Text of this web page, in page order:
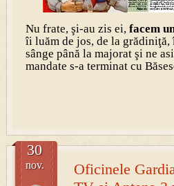
Nu frate, şi-au zis ei, facem
îi luăm de jos, de la
sânge până la majorat şi ne
mandate s-a terminat cu
Oficinele
30
nov.